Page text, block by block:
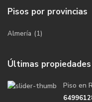
Pisos por provincias
Almería (1)
Últimas propiedades
Piso en